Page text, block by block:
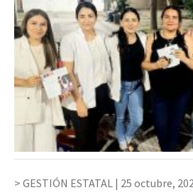
GESTIÓN ESTATAL | 25 octubre,